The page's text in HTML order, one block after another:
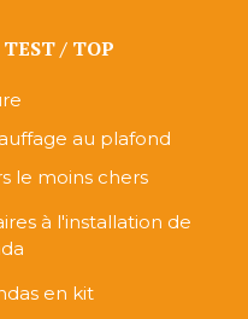
/ TOP
au plafond
le moins chers
à l'installation de
en kit